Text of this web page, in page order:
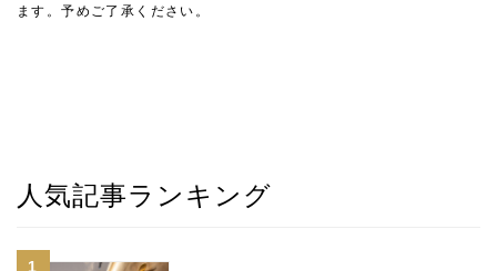
ます。予めご了承ください。
人気記事ランキング